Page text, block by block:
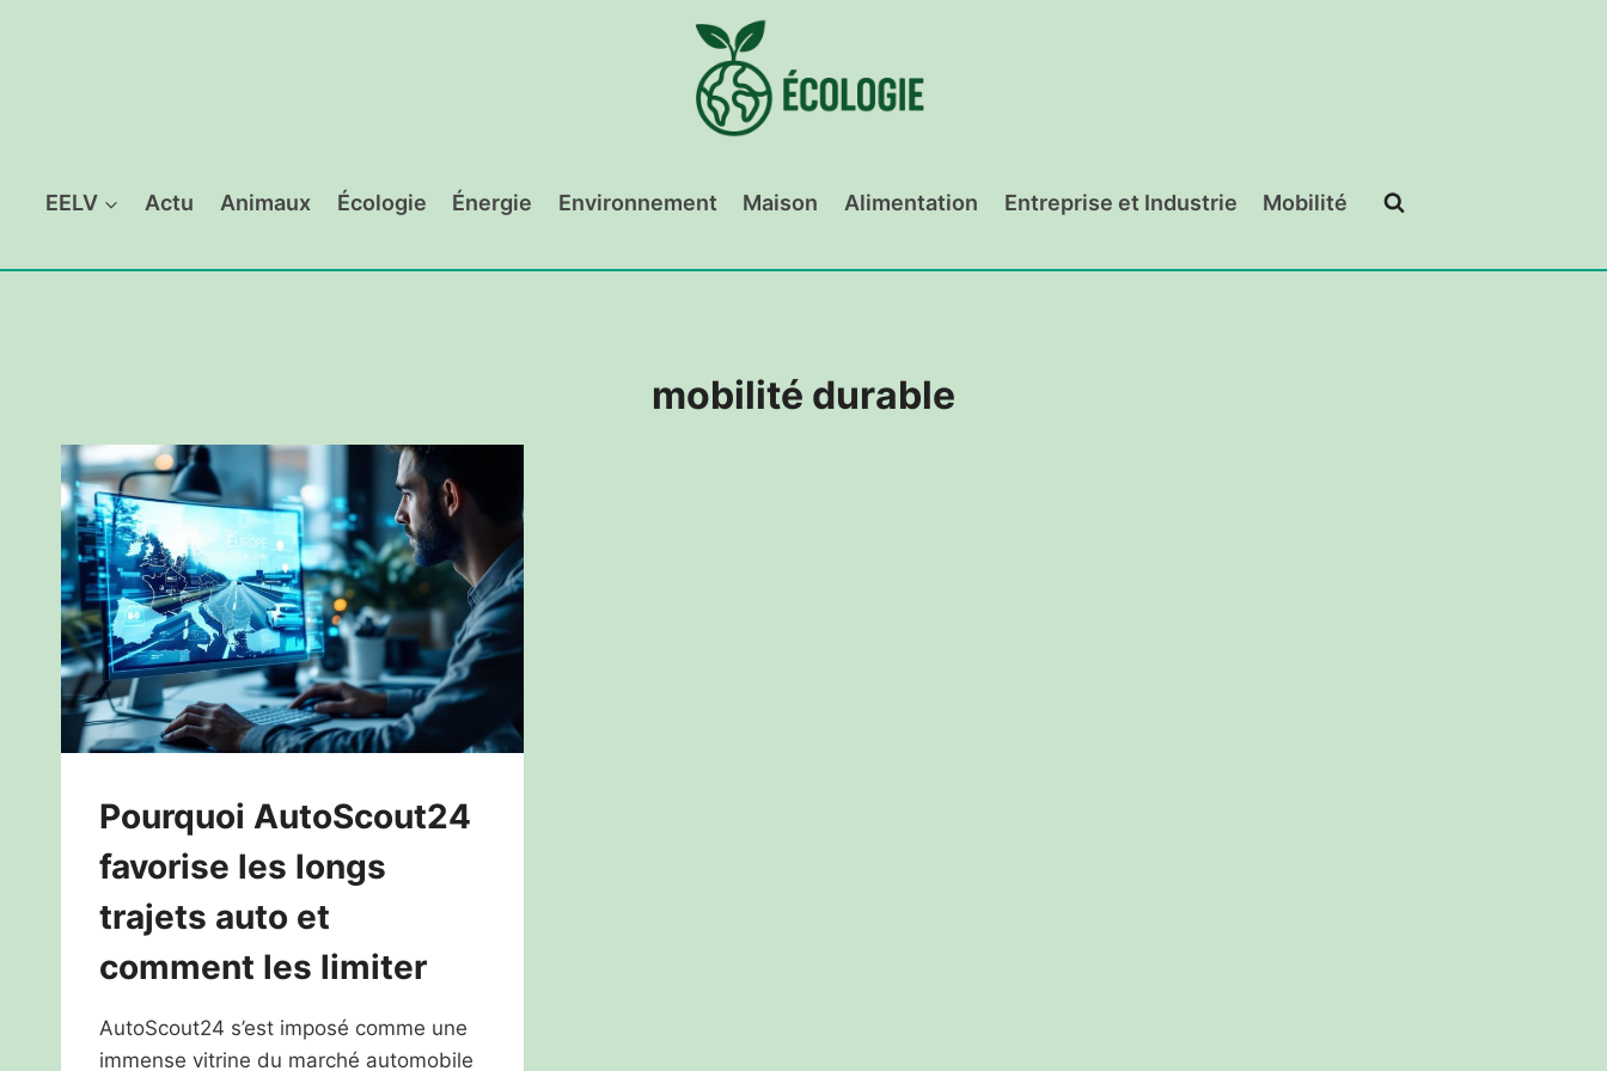
EELV Actu Animaux Écologie Énergie Environnement Maison Alimentation Entreprise et Industrie Mobilité
mobilité durable
Pourquoi AutoScout24
favorise les longs
trajets auto et
comment les limiter
AutoScout24 s’est imposé comme une
immense vitrine du marché automobile